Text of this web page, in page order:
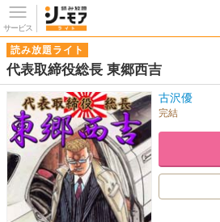
サービス
読み放題ライト
代表取締役総長 東郷西吉
古沢優
完結